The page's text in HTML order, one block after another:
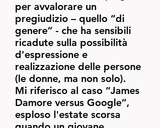
per avvalorare un
pregiudizio – quello “di
genere” - che ha sensibili
ricadute sulla possibilità
d'espressione e
realizzazione delle persone
(le donne, ma non solo).
Mi riferisco al caso “James
Damore versus Google”,
esploso l'estate scorsa